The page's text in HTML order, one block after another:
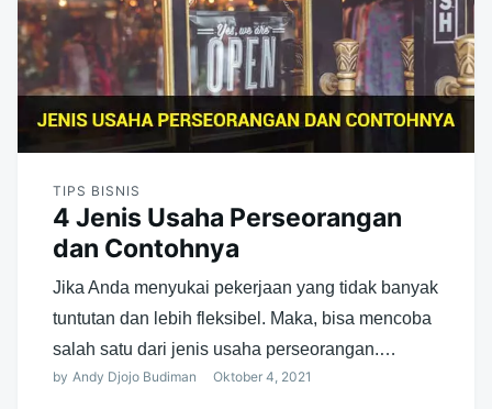
TIPS BISNIS
4 Jenis Usaha Perseorangan
dan Contohnya
Jika Anda menyukai pekerjaan yang tidak banyak
tuntutan dan lebih fleksibel. Maka, bisa mencoba
salah satu dari jenis usaha perseorangan.…
by Andy Djojo Budiman Oktober 4, 2021